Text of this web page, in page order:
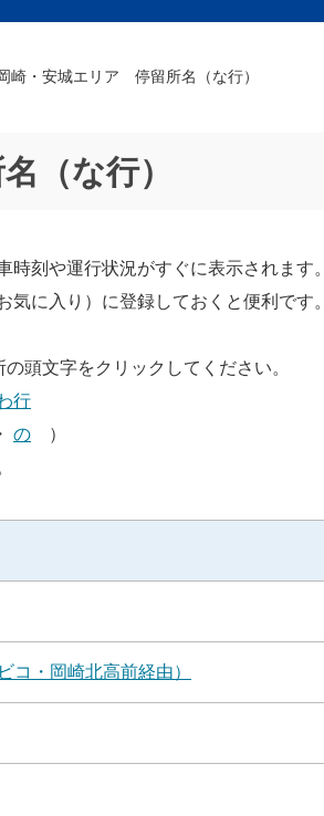
のりば案内
崎・安城エリア 停留所名（な行）
（な行）
刻や運行状況がすぐに表示されます。
に入り）に登録しておくと便利です。
頭文字をクリックしてください。
行
の ）
コ・岡崎北高前経由）